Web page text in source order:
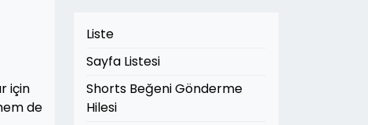
için
de
Liste
Sayfa Listesi
Shorts Beğeni Gönderme
Hilesi